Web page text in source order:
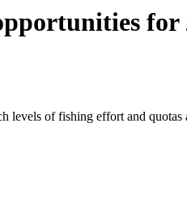
for
of fishing effort and